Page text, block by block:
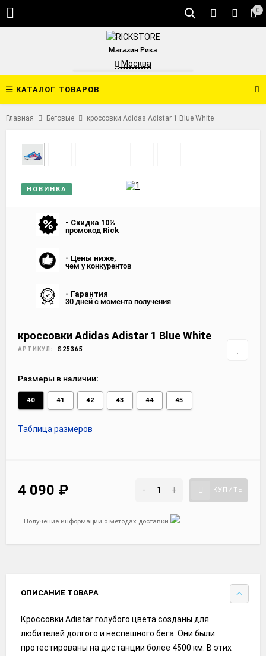
0
Магазин Рика
Москва
КАТАЛОГ ТОВАРОВ
Главная Беговые кроссовки Adidas Adistar 1 Blue White
НОВИНКА
- Скидка 10%
промокод Rick
- Цены ниже,
чем у конкурентов
- Гарантия
30 дней с момента получения
кроссовки Adidas Adistar 1 Blue White
АРТИКУЛ: S25365
Размеры в наличии:
40 41 42 43 44 45
Таблица размеров
4 090 ₽ - + КУПИТЬ
Получение информации о методах доставки
ОПИСАНИЕ ТОВАРА
Кроссовки Adistar голубого цвета созданы для
любителей долгого и неспешного бега. Они были
протестированы на дистанции более 4500 км. В этих